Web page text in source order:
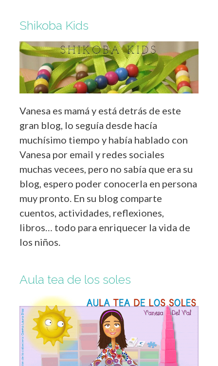
Shikoba Kids
Vanesa es mamá y está detrás de este
gran blog, lo seguía desde hacía
muchísimo tiempo y había hablado con
Vanesa por email y redes sociales
muchas vecees, pero no sabía que era su
blog, espero poder conocerla en persona
muy pronto. En su blog comparte
cuentos, actividades, reflexiones,
libros… todo para enriquecer la vida de
los niños.
Aula tea de los soles